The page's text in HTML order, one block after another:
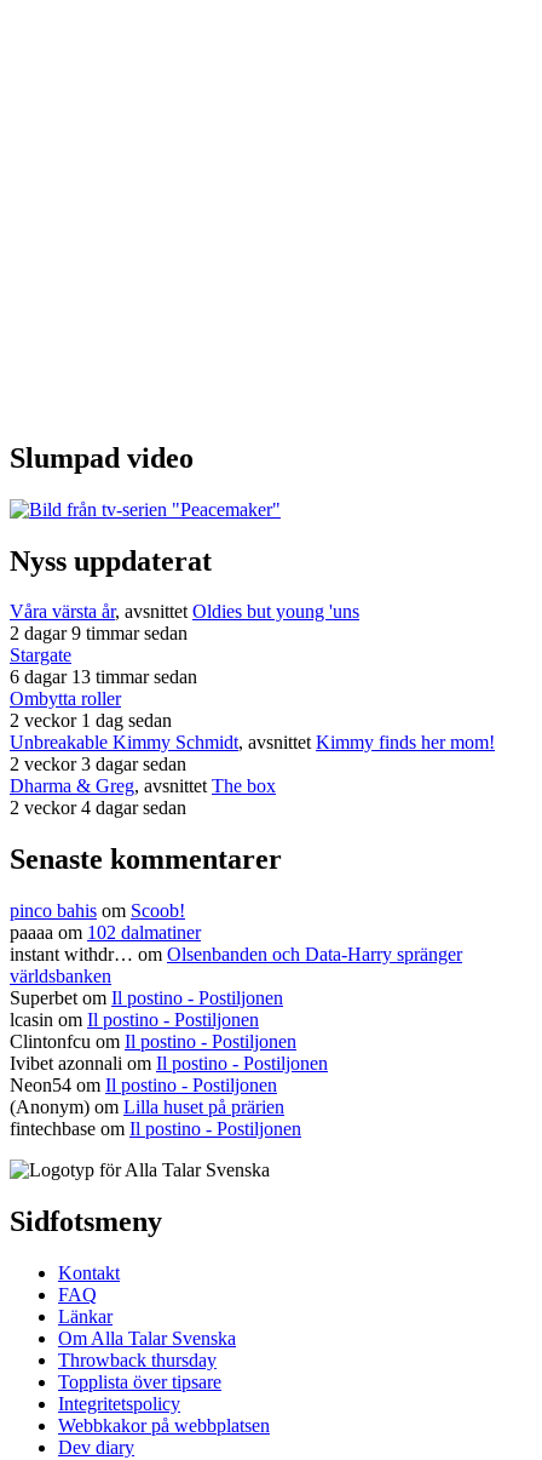
Slumpad video
Nyss uppdaterat
Våra värsta år, avsnittetOldies but young 'uns
2 dagar 9 timmar sedan
Stargate
6 dagar 13 timmar sedan
Ombytta roller
2 veckor 1 dag sedan
Unbreakable Kimmy Schmidt, avsnittetKimmy finds her mom!
2 veckor 3 dagar sedan
Dharma & Greg, avsnittetThe box
2 veckor 4 dagar sedan
Senaste kommentarer
pinco bahis om Scoob!
paaaa om 102 dalmatiner
instant withdr… om Olsenbanden och Data-Harry spränger
världsbanken
Superbet om Il postino - Postiljonen
lcasin om Il postino - Postiljonen
Clintonfcu om Il postino - Postiljonen
Ivibet azonnali om Il postino - Postiljonen
Neon54 om Il postino - Postiljonen
(Anonym) om Lilla huset på prärien
fintechbase om Il postino - Postiljonen
Sidfotsmeny
Kontakt
FAQ
Länkar
Om Alla Talar Svenska
Throwback thursday
Topplista över tipsare
Integritetspolicy
Webbkakor på webbplatsen
Dev diary